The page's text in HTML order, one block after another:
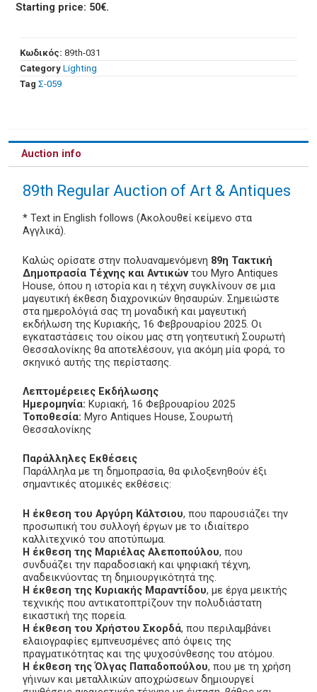
Starting price: 50€.
Κωδικός: 89th-031
Category Lighting
Tag Σ-059
Auction info
89th Regular Auction of Art & Antiques
* Text in English follows (Ακολουθεί κείμενο στα
Αγγλικά).
Καλώς ορίσατε στην πολυαναμενόμενη 89η Τακτική
Δημοπρασία Τέχνης και Αντικών του Myro Antiques
House, όπου η ιστορία και η τέχνη συγκλίνουν σε μια
μαγευτική έκθεση διαχρονικών θησαυρών. Σημειώστε
στα ημερολόγιά σας τη μοναδική και μαγευτική
εκδήλωση της Κυριακής, 16 Φεβρουαρίου 2025. Οι
εγκαταστάσεις του οίκου μας στη γοητευτική Σουρωτή
Θεσσαλονίκης θα αποτελέσουν, για ακόμη μία φορά, το
σκηνικό αυτής της περίστασης.
Λεπτομέρειες Εκδήλωσης
Ημερομηνία: Κυριακή, 16 Φεβρουαρίου 2025
Τοποθεσία: Myro Antiques House, Σουρωτή
Θεσσαλονίκης
Παράλληλες Εκθέσεις
Παράλληλα με τη δημοπρασία, θα φιλοξενηθούν έξι
σημαντικές ατομικές εκθέσεις:
Η έκθεση του Αργύρη Κάλτσιου, που παρουσιάζει την
προσωπική του συλλογή έργων με το ιδιαίτερο
καλλιτεχνικό του αποτύπωμα.
Η έκθεση της Μαριέλας Αλεποπούλου, που
συνδυάζει την παραδοσιακή και ψηφιακή τέχνη,
αναδεικνύοντας τη δημιουργικότητά της.
Η έκθεση της Κυριακής Μαραντίδου, με έργα μεικτής
τεχνικής που αντικατοπτρίζουν την πολυδιάστατη
εικαστική της πορεία.
Η έκθεση του Χρήστου Σκορδά, που περιλαμβάνει
ελαιογραφίες εμπνευσμένες από όψεις της
πραγματικότητας και της ψυχοσύνθεσης του ατόμου.
Η έκθεση της Όλγας Παπαδοπούλου, που με τη χρήση
γήινων και μεταλλικών αποχρώσεων δημιουργεί